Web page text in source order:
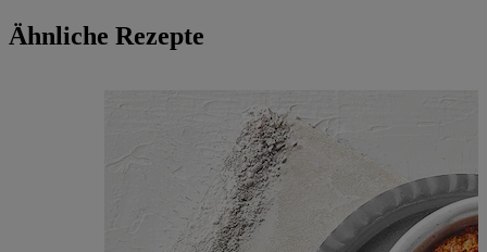
Ähnliche Rezepte